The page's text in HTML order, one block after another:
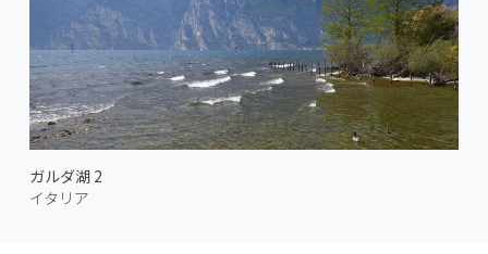
ガルダ湖 2
イタリア